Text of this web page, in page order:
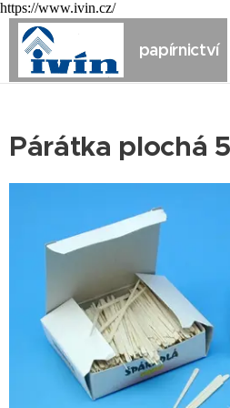
https://www.ivin.cz/
papírnictví
Párátka plochá